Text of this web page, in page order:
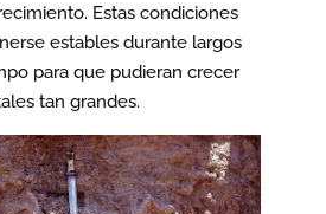
Estas condiciones
estables durante largos
para que pudieran crecer
tan grandes.